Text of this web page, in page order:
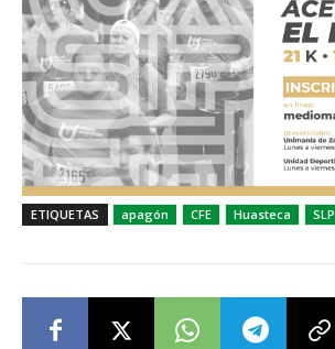
ETIQUETAS apagón CFE Huasteca SLP